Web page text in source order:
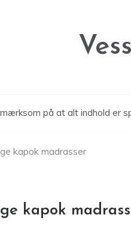
på at alt indhold er
kapok madrasser
kapok